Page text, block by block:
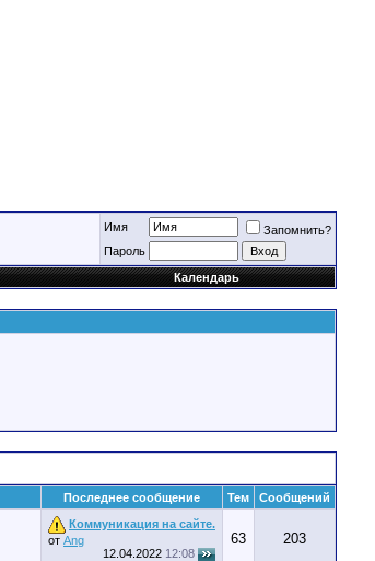
Имя
Запомнить?
Пароль
Календарь
Последнее сообщение Тем Сообщений
Коммуникация на сайте.
от Ang
12.04.2022 12:08
63 203